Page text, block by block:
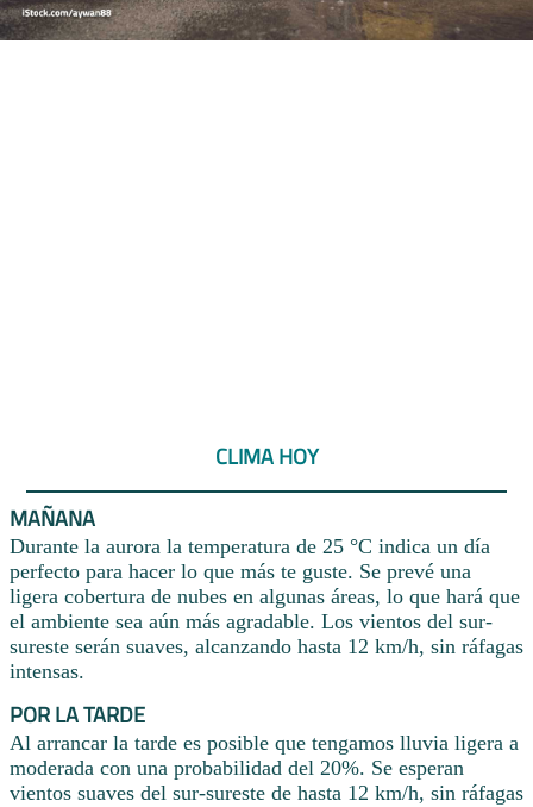
CLIMA HOY
MAÑANA
Durante la aurora la temperatura de 25 °C indica un día
perfecto para hacer lo que más te guste. Se prevé una
ligera cobertura de nubes en algunas áreas, lo que hará que
el ambiente sea aún más agradable. Los vientos del sur-
sureste serán suaves, alcanzando hasta 12 km/h, sin ráfagas
intensas.
POR LA TARDE
Al arrancar la tarde es posible que tengamos lluvia ligera a
moderada con una probabilidad del 20%. Se esperan
vientos suaves del sur-sureste de hasta 12 km/h, sin ráfagas